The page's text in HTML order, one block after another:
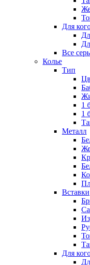
Для
Все
Колье
Тип
1
1
Металл
Вставки
Для